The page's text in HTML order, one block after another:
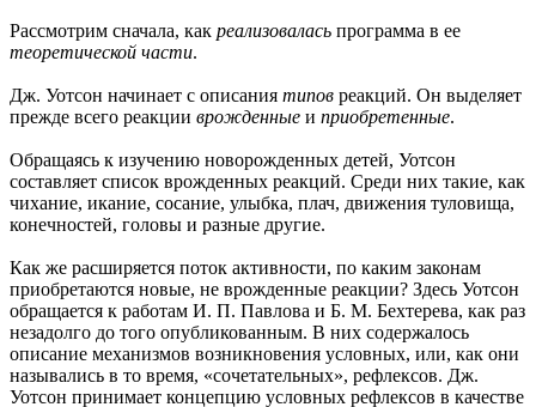
Рассмотрим сначала, как реализовалась программа в ее
теоретической части.
Дж. Уотсон начинает с описания типов реакций. Он выделяет
прежде всего реакции врожденные и приобретенные.
Обращаясь к изучению новорожденных детей, Уотсон
составляет список врожденных реакций. Среди них такие, как
чихание, икание, сосание, улыбка, плач, движения туловища,
конечностей, головы и разные другие.
Как же расширяется поток активности, по каким законам
приобретаются новые, не врожденные реакции? Здесь Уотсон
обращается к работам И. П. Павлова и Б. М. Бехтерева, как раз
незадолго до того опубликованным. В них содержалось
описание механизмов возникновения условных, или, как они
назывались в то время, «сочетательных», рефлексов. Дж.
Уотсон принимает концепцию условных рефлексов в качестве